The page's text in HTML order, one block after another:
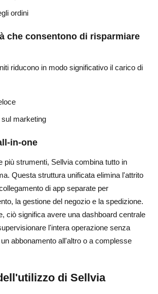
ordini
che consentono di risparmiare
riducono in modo significativo il carico di
marketing
in-one
più strumenti, Sellvia combina tutto in
Questa struttura unificata elimina l'attrito
di app separate per
la gestione del negozio e la spedizione.
ciò significa avere una dashboard centrale
l'intera operazione senza
abbonamento all'altro o a complesse
di Sellvia